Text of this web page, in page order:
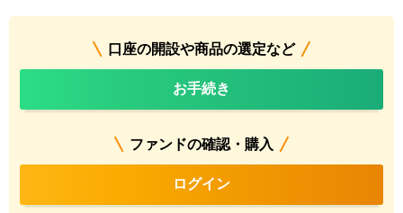
口座の開設や商品の選定など
お手続き
ファンドの確認・購入
ログイン